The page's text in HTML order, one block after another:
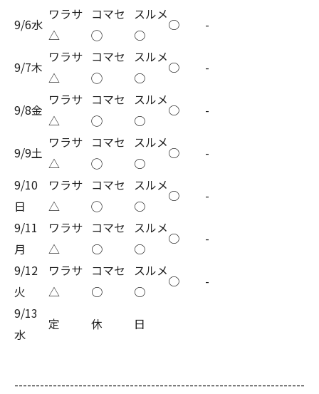
9/6水
ワラサ
△
コマセ
◯
スルメ
○
○ -
9/7木
ワラサ
△
コマセ
◯
スルメ
○
○ -
9/8金
ワラサ
△
コマセ
◯
スルメ
○
○ -
9/9土
ワラサ
△
コマセ
◯
スルメ
○
○
-
9/10
日
ワラサ
△
コマセ
◯
スルメ
○
○
-
9/11
月
ワラサ
△
コマセ
○
スルメ
○
○
-
9/12
火
ワラサ
△
コマセ
○
スルメ
○
○
-
9/13
水
定 休 日
--------------------------------------------------------------------